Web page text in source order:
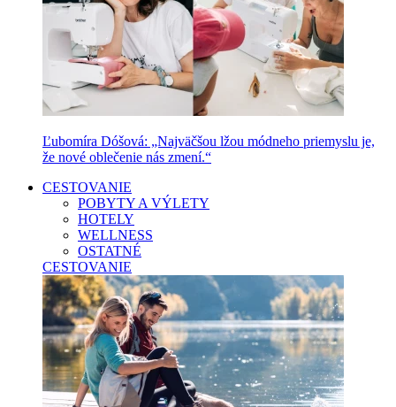
Ľubomíra Dóšová: „Najväčšou lžou módneho priemyslu je,
že nové oblečenie nás zmení.“
CESTOVANIE
POBYTY A VÝLETY
HOTELY
WELLNESS
OSTATNÉ
CESTOVANIE